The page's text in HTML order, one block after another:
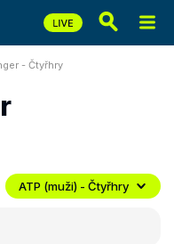
- Čtyřhry
ATP (muži) - Čtyřhry